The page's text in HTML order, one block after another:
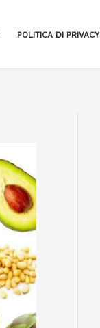
POLITICA DI PRIVACY